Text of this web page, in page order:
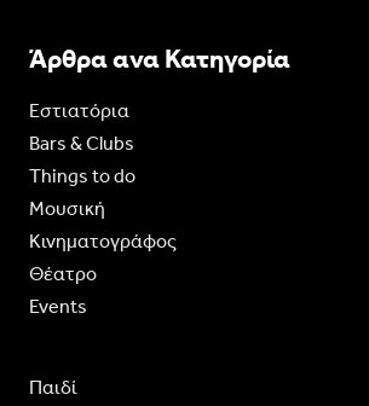
Άρθρα ανα Κατηγορία
Εστιατόρια
Bars & Clubs
Things to do
Moυσική
Κινηματογράφος
Θέατρο
Events
Παιδί